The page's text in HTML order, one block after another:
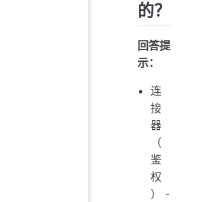
的？
回答提
示：
连
接
器
（
鉴
权
） -